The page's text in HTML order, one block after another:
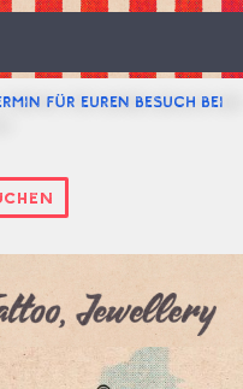
für euren Besuch bei